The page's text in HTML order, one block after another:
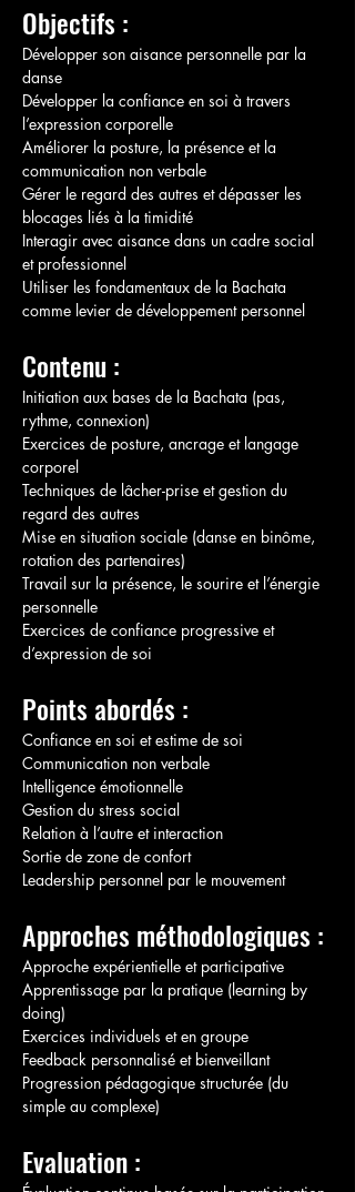
Objectifs :
Développer son aisance personnelle par la
danse
Développer la confiance en soi à travers
l’expression corporelle
Améliorer la posture, la présence et la
communication non verbale
Gérer le regard des autres et dépasser les
blocages liés à la timidité
Interagir avec aisance dans un cadre social
et professionnel
Utiliser les fondamentaux de la Bachata
comme levier de développement personnel
Contenu :
Initiation aux bases de la Bachata (pas,
rythme, connexion)
Exercices de posture, ancrage et langage
corporel
Techniques de lâcher-prise et gestion du
regard des autres
Mise en situation sociale (danse en binôme,
rotation des partenaires)
Travail sur la présence, le sourire et l’énergie
personnelle
Exercices de confiance progressive et
d’expression de soi
Points abordés :
Confiance en soi et estime de soi
Communication non verbale
Intelligence émotionnelle
Gestion du stress social
Relation à l’autre et interaction
Sortie de zone de confort
Leadership personnel par le mouvement
Approches méthodologiques :
Approche expérientielle et participative
Apprentissage par la pratique (learning by
doing)
Exercices individuels et en groupe
Feedback personnalisé et bienveillant
Progression pédagogique structurée (du
simple au complexe)
Evaluation :